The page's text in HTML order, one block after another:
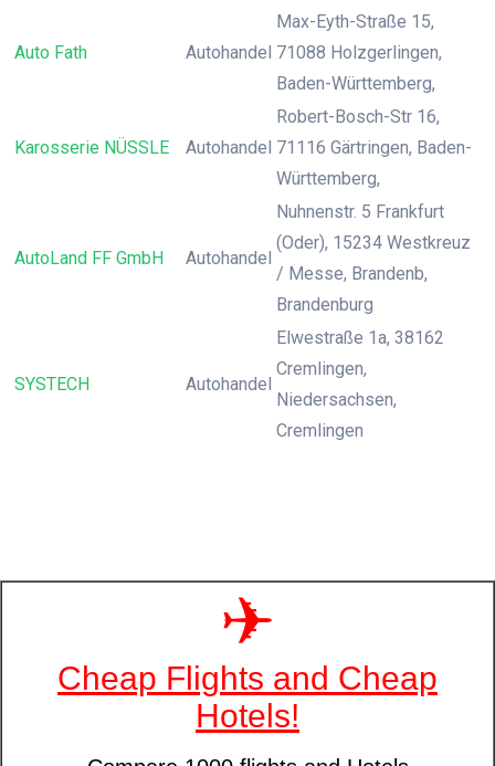
Auto Fath Autohandel
Max-Eyth-Straße 15,
71088 Holzgerlingen,
Baden-Württemberg,
Karosserie NÜSSLE Autohandel
Robert-Bosch-Str 16,
71116 Gärtringen, Baden-
Württemberg,
AutoLand FF GmbH Autohandel
Nuhnenstr. 5 Frankfurt
(Oder), 15234 Westkreuz
/ Messe, Brandenb,
Brandenburg
SYSTECH Autohandel
Elwestraße 1a, 38162
Cremlingen,
Niedersachsen,
Cremlingen